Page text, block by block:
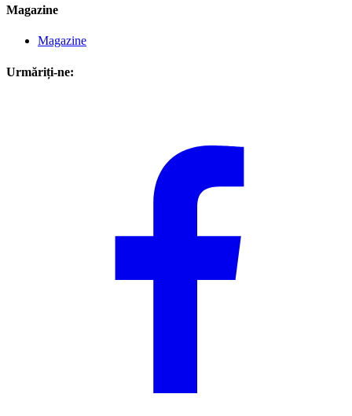
Magazine
Magazine
Urmăriți-ne: